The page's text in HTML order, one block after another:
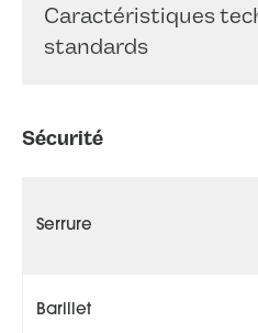
Caractéristiques
standards
Sécurité
Serrure
Barillet